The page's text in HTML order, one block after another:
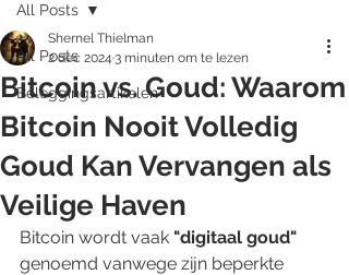
All Posts
Beleggingsartikelen
All Posts
Bitcoin vs. Goud: Waarom
Bitcoin Nooit Volledig
Goud Kan Vervangen als
Veilige Haven
Shernel Thielman
2 dec 2024 3 minuten om te lezen
Bitcoin wordt vaak "digitaal goud"
genoemd vanwege zijn beperkte